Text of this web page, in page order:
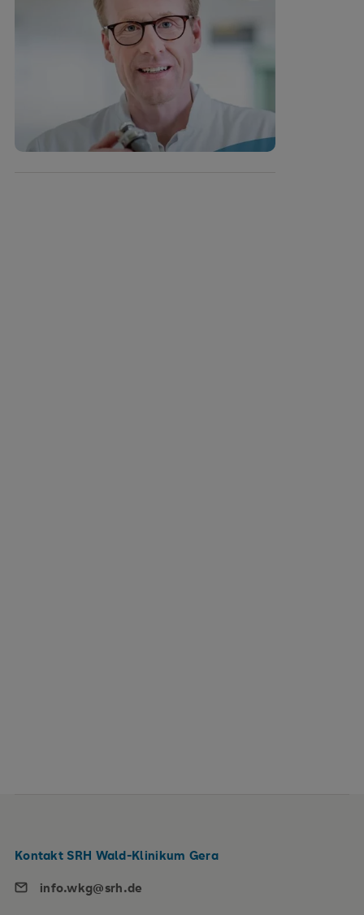
Kontakt SRH Wald-Klinikum Gera
info.wkg@srh.de